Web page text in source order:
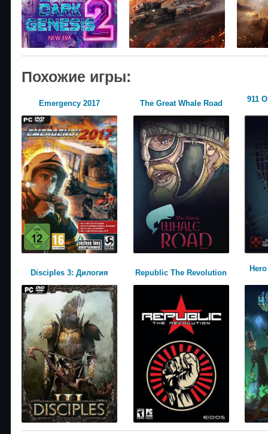
Похожие игры:
Emergency 2017 The Great Whale Road 911
Disciples 3: Дилогия Republic The Revolution